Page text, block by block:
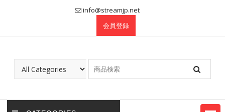
info@streamjp.net
会員登録